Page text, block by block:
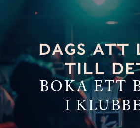
DAGS ATT
TILL
BOKA ETT
I